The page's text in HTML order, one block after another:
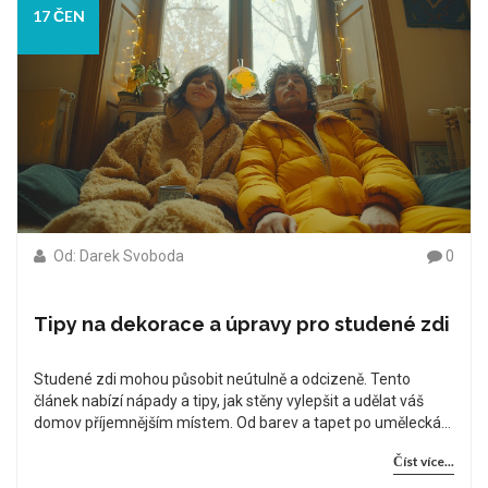
17 ČEN
Od: Darek Svoboda 0
Tipy na dekorace a úpravy pro studené zdi
Studené zdi mohou působit neútulně a odcizeně. Tento
článek nabízí nápady a tipy, jak stěny vylepšit a udělat váš
domov příjemnějším místem. Od barev a tapet po umělecká
Číst více...